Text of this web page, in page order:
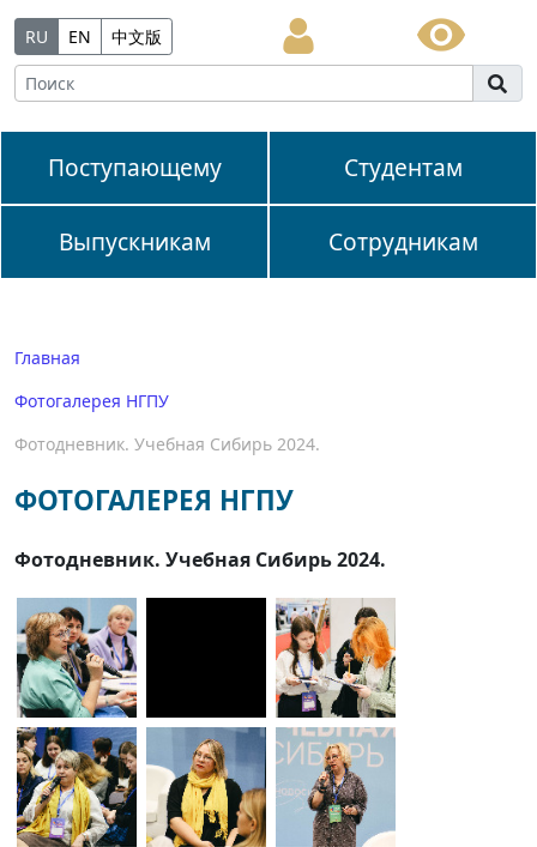
RU EN 中文版
Поступающему Студентам
Выпускникам Сотрудникам
Главная
Фотогалерея НГПУ
Фотодневник. Учебная Сибирь 2024.
ФОТОГАЛЕРЕЯ НГПУ
Фотодневник. Учебная Сибирь 2024.